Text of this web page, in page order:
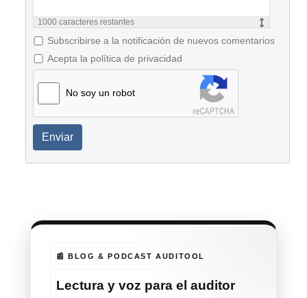
1000 caracteres restantes
Subscribirse a la notificación de nuevos comentarios
Acepta la política de privacidad
No soy un robot
Enviar
📰 BLOG & PODCAST AUDITOOL
Lectura y voz para el auditor